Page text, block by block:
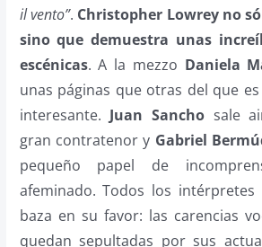
il vento”. Christopher Lowrey no
sino que demuestra unas
escénicas. A la mezzo Daniela
unas páginas que otras del que
interesante. Juan Sanchosale
gran contratenor y Gabriel
pequeño papel de
afeminado. Todos los
baza en su favor: las carencias
quedan sepultadas por sus